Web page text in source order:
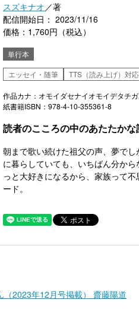
スズキナオ／著
配信開始日： 2023/11/16
価格：1,760円（税込）
単行本
エッセイ・随筆
TTS（読み上げ）対応
作品カナ：オモイダセナイオモイデタチ
紙書籍ISBN：978-4-10-355361-8
読者のこころの中のあたたかな
朝まで歌い続けた祖父の声、夢で
に暮らしていても、いちばん分か
っと大好きになるから、家族って
ード。
2023年12月号掲載） 齋藤陽道